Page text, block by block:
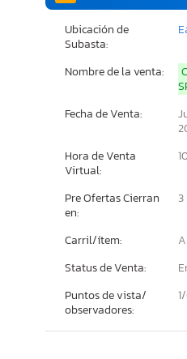
Ubicación de
Subasta:
Nombre de la venta:
Fecha de Venta:
Hora de Venta
Virtual:
Pre Ofertas Cierran
en:
Carril/ítem:
Status de Venta:
Puntos de vista/
observadores:
1/